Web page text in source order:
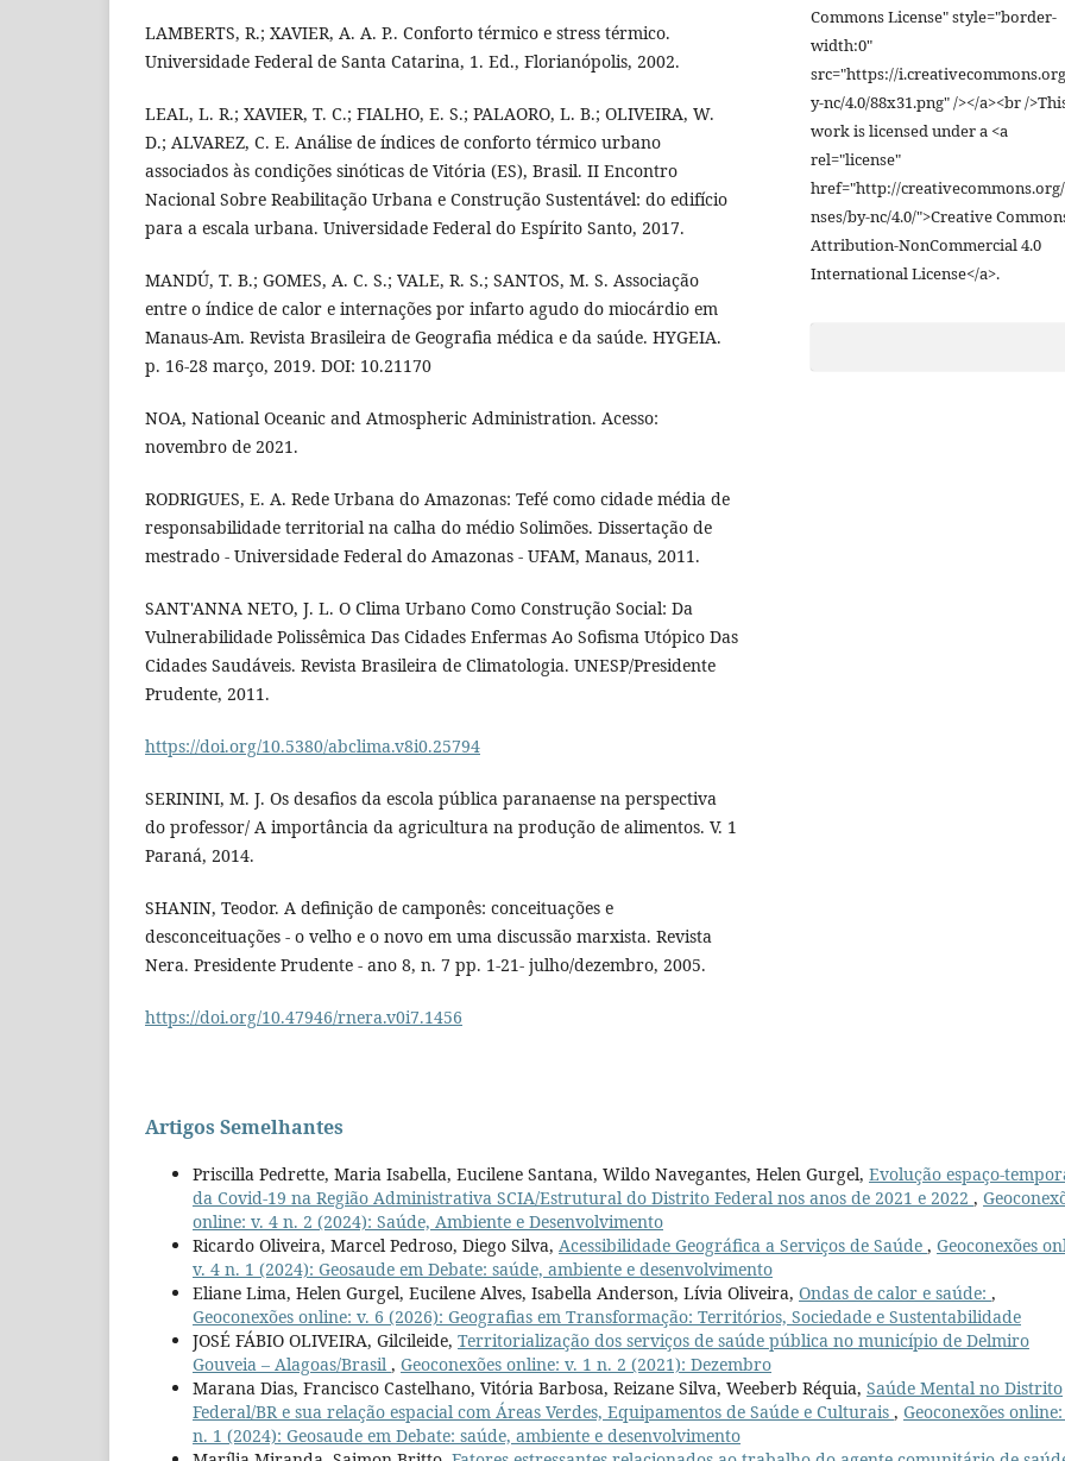
LAMBERTS, R.; XAVIER, A. A. P.. Conforto térmico e stress térmico.
Universidade Federal de Santa Catarina, 1. Ed., Florianópolis, 2002.
LEAL, L. R.; XAVIER, T. C.; FIALHO, E. S.; PALAORO, L. B.; OLIVEIRA, W.
D.; ALVAREZ, C. E. Análise de índices de conforto térmico urbano
associados às condições sinóticas de Vitória (ES), Brasil. II Encontro
Nacional Sobre Reabilitação Urbana e Construção Sustentável: do edifício
para a escala urbana. Universidade Federal do Espírito Santo, 2017.
MANDÚ, T. B.; GOMES, A. C. S.; VALE, R. S.; SANTOS, M. S. Associação
entre o índice de calor e internações por infarto agudo do miocárdio em
Manaus-Am. Revista Brasileira de Geografia médica e da saúde. HYGEIA.
p. 16-28 março, 2019. DOI: 10.21170
NOA, National Oceanic and Atmospheric Administration. Acesso:
novembro de 2021.
RODRIGUES, E. A. Rede Urbana do Amazonas: Tefé como cidade média de
responsabilidade territorial na calha do médio Solimões. Dissertação de
mestrado - Universidade Federal do Amazonas - UFAM, Manaus, 2011.
SANT'ANNA NETO, J. L. O Clima Urbano Como Construção Social: Da
Vulnerabilidade Polissêmica Das Cidades Enfermas Ao Sofisma Utópico Das
Cidades Saudáveis. Revista Brasileira de Climatologia. UNESP/Presidente
Prudente, 2011.
https://doi.org/10.5380/abclima.v8i0.25794
SERININI, M. J. Os desafios da escola pública paranaense na perspectiva
do professor/ A importância da agricultura na produção de alimentos. V. 1
Paraná, 2014.
SHANIN, Teodor. A definição de camponês: conceituações e
desconceituações - o velho e o novo em uma discussão marxista. Revista
Nera. Presidente Prudente - ano 8, n. 7 pp. 1-21- julho/dezembro, 2005.
https://doi.org/10.47946/rnera.v0i7.1456
Commons License" style="border-
width:0"
src="https://
y-nc/4.0/88x31.png" /></a><br /
work is licensed under a <a
rel="license"
href="http://
nses/by-nc/4.0/">Creative
Attribution-NonCommercial 4.0
International License</a>.
Artigos Semelhantes
Priscilla Pedrette, Maria Isabella, Eucilene Santana, Wildo Navegantes, Helen Gurgel, Evolução espaço-
da Covid-19 na Região Administrativa SCIA/Estrutural do Distrito Federal nos anos de 2021 e 2022 ,
online: v. 4 n. 2 (2024): Saúde, Ambiente e Desenvolvimento
Ricardo Oliveira, Marcel Pedroso, Diego Silva, Acessibilidade Geográfica a Serviços de Saúde , Geoconexões
v. 4 n. 1 (2024): Geosaude em Debate: saúde, ambiente e desenvolvimento
Eliane Lima, Helen Gurgel, Eucilene Alves, Isabella Anderson, Lívia Oliveira, Ondas de calor e saúde: ,
Geoconexões online: v. 6 (2026): Geografias em Transformação: Territórios, Sociedade e Sustentabilidade
JOSÉ FÁBIO OLIVEIRA, Gilcileide, Territorialização dos serviços de saúde pública no município de Delmiro
Gouveia – Alagoas/Brasil , Geoconexões online: v. 1 n. 2 (2021): Dezembro
Marana Dias, Francisco Castelhano, Vitória Barbosa, Reizane Silva, Weeberb Réquia, Saúde Mental no Distrito
Federal/BR e sua relação espacial com Áreas Verdes, Equipamentos de Saúde e Culturais , Geoconexões
n. 1 (2024): Geosaude em Debate: saúde, ambiente e desenvolvimento